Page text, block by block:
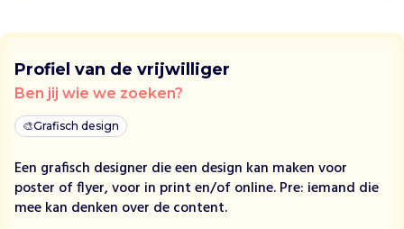
e
n
g
e
z
n
d
b
Profiel van de vrijwilliger
Ben jij wie we zoeken?
🎨Grafisch design
Een grafisch designer die een design kan maken voor
poster of flyer, voor in print en/of online. Pre: iemand die
mee kan denken over de content.